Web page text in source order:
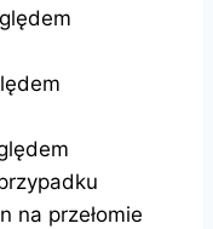
na przełomie